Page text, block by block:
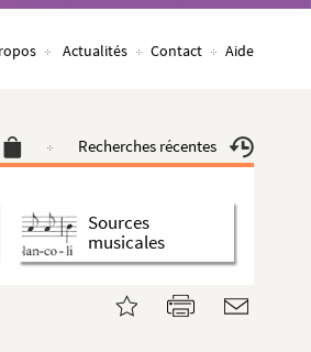
Actualités Contact Aide
Recherches récentes
Sources
musicales